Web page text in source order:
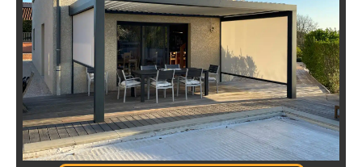
Pergola Bioclimatique Aluminium à
Brignais